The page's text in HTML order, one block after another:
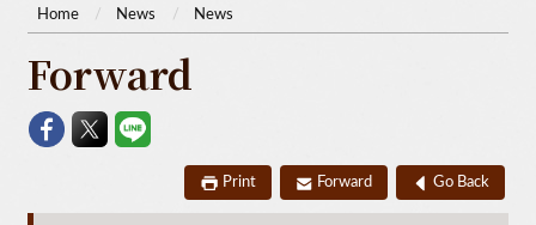
Home News News
Forward
Print Forward Go Back